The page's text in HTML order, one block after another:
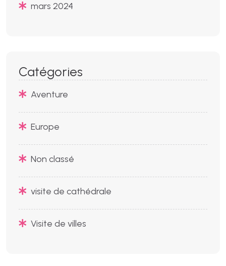
mars 2024
Catégories
Aventure
Europe
Non classé
visite de cathédrale
Visite de villes